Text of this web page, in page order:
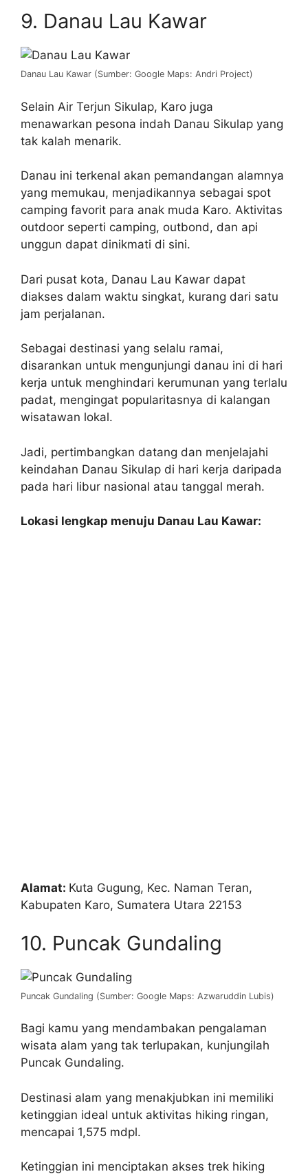
9. Danau Lau Kawar
Danau Lau Kawar (Sumber: Google Maps: Andri Project)
Selain Air Terjun Sikulap, Karo juga
menawarkan pesona indah Danau Sikulap yang
tak kalah menarik.
Danau ini terkenal akan pemandangan alamnya
yang memukau, menjadikannya sebagai spot
camping favorit para anak muda Karo. Aktivitas
outdoor seperti camping, outbond, dan api
unggun dapat dinikmati di sini.
Dari pusat kota, Danau Lau Kawar dapat
diakses dalam waktu singkat, kurang dari satu
jam perjalanan.
Sebagai destinasi yang selalu ramai,
disarankan untuk mengunjungi danau ini di hari
kerja untuk menghindari kerumunan yang terlalu
padat, mengingat popularitasnya di kalangan
wisatawan lokal.
Jadi, pertimbangkan datang dan menjelajahi
keindahan Danau Sikulap di hari kerja daripada
pada hari libur nasional atau tanggal merah.
Lokasi lengkap menuju Danau Lau Kawar:
Alamat: Kuta Gugung, Kec. Naman Teran,
Kabupaten Karo, Sumatera Utara 22153
10. Puncak Gundaling
Puncak Gundaling (Sumber: Google Maps: Azwaruddin Lubis)
Bagi kamu yang mendambakan pengalaman
wisata alam yang tak terlupakan, kunjungilah
Puncak Gundaling.
Destinasi alam yang menakjubkan ini memiliki
ketinggian ideal untuk aktivitas hiking ringan,
mencapai 1,575 mdpl.
Ketinggian ini menciptakan akses trek hiking